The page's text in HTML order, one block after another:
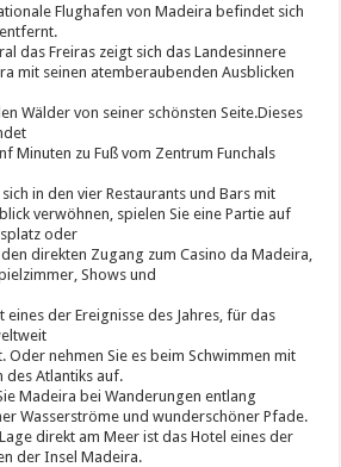
Flughafen von Madeira befindet sich
das Freiras zeigt sich das Landesinnere
mit seinen atemberaubenden Ausblicken
Wälder von seiner schönsten Seite.Dieses
Minuten zu Fuß vom Zentrum Funchals
sich in den vier Restaurants und Bars mit
verwöhnen, spielen Sie eine Partie auf
oder
direkten Zugang zum Casino da Madeira,
Shows und
eines der Ereignisse des Jahres, für das
Oder nehmen Sie es beim Schwimmen mit
des Atlantiks auf.
Madeira bei Wanderungen entlang
Wasserströme und wunderschöner Pfade.
direkt am Meer ist das Hotel eines der
der Insel Madeira.